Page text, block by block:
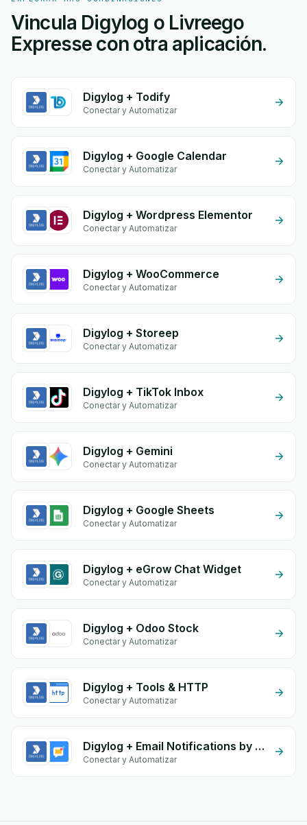
Vincula Digylog o Livreego
Expresse con otra aplicación.
Digylog + Todify
Conectar y Automatizar
Digylog + Google Calendar
Conectar y Automatizar
Digylog + Wordpress Elementor
Conectar y Automatizar
Digylog + WooCommerce
Conectar y Automatizar
Digylog + Storeep
Conectar y Automatizar
Digylog + TikTok Inbox
Conectar y Automatizar
Digylog + Gemini
Conectar y Automatizar
Digylog + Google Sheets
Conectar y Automatizar
Digylog + eGrow Chat Widget
Conectar y Automatizar
Digylog + Odoo Stock
Conectar y Automatizar
Digylog + Tools & HTTP
Conectar y Automatizar
Digylog + Email Notifications by eGrow
Conectar y Automatizar